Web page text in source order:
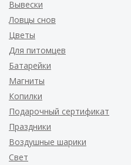
Вывески
Ловцы снов
Цветы
Для питомцев
Батарейки
Магниты
Копилки
Подарочный сертификат
Праздники
Воздушные шарики
Свет